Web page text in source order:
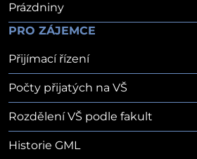
Prázdniny
PRO ZÁJEMCE
Přijímací řízení
Počty přijatých na VŠ
Rozdělení VŠ podle fakult
Historie GML